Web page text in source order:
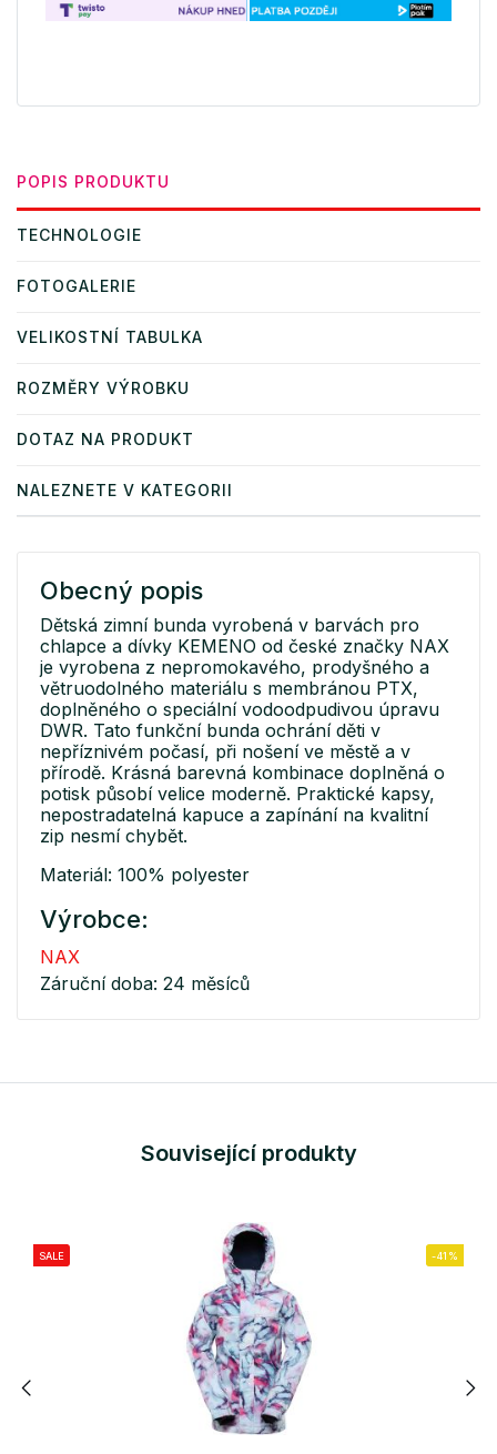
POPIS PRODUKTU
TECHNOLOGIE
FOTOGALERIE
VELIKOSTNÍ TABULKA
ROZMĚRY VÝROBKU
DOTAZ NA PRODUKT
NALEZNETE V KATEGORII
Obecný popis
Dětská zimní bunda vyrobená v barvách pro
chlapce a dívky KEMENO od české značky NAX
je vyrobena z nepromokavého, prodyšného a
větruodolného materiálu s membránou PTX,
doplněného o speciální vodoodpudivou úpravu
DWR. Tato funkční bunda ochrání děti v
nepříznivém počasí, při nošení ve městě a v
přírodě. Krásná barevná kombinace doplněná o
potisk působí velice moderně. Praktické kapsy,
nepostradatelná kapuce a zapínání na kvalitní
zip nesmí chybět.
Materiál: 100% polyester
Výrobce:
NAX
Záruční doba: 24 měsíců
Související produkty
SALE -41%